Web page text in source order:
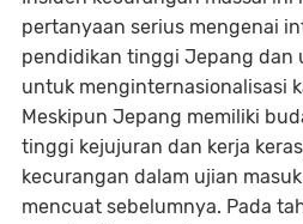
pertanyaan serius mengenai
pendidikan tinggi Jepang dan
untuk menginternasionalisasi
Meskipun Jepang memiliki
tinggi kejujuran dan kerja
kecurangan dalam ujian
mencuat sebelumnya. Pada